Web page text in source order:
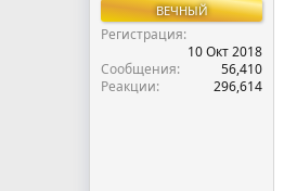
ВЕЧНЫЙ
Регистрация
10 Окт 2018
Сообщения
56,410
Реакции
296,614